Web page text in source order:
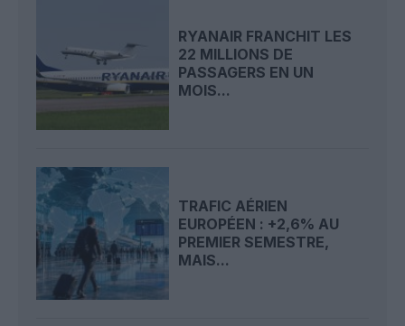
RYANAIR FRANCHIT LES
22 MILLIONS DE
PASSAGERS EN UN
MOIS...
TRAFIC AÉRIEN
EUROPÉEN : +2,6% AU
PREMIER SEMESTRE,
MAIS...